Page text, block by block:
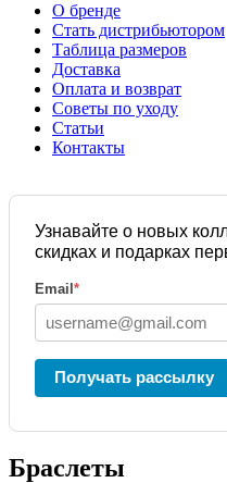
О бренде
Стать дистрибьютором
Таблица размеров
Доставка
Оплата и возврат
Советы по уходу
Статьи
Контакты
Узнавайте о новых
скидках и подарках
Email *
Получать рассылку
Браслеты